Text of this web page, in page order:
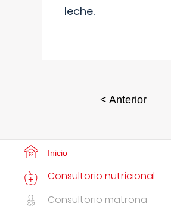
leche.
< Anterior
Inicio
Consultorio nutricional
Consultorio matrona